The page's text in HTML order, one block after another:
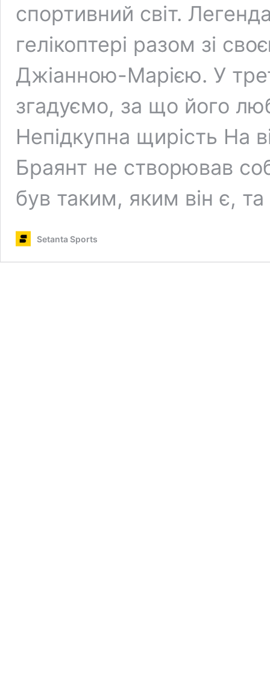
спортивний світ.
гелікоптері разом зі
Джіанною-Марією. У
згадуємо, за що його
Непідкупна щирість На
Браянт не створював
був таким, яким він є,
Setanta Sports